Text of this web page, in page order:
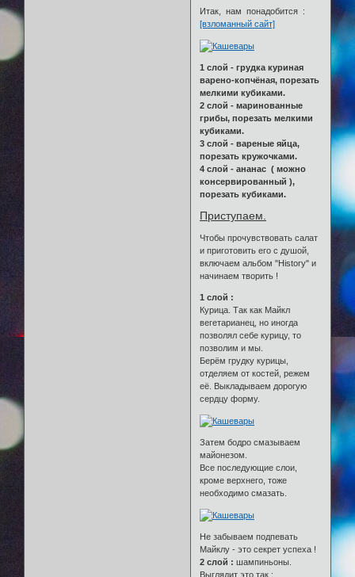
Итак, нам понадобится :
[взломанный сайт]
1 слой - грудка куриная
варено-копчёная, порезать
мелкими кубиками.
2 слой - маринованные
грибы, порезать мелкими
кубиками.
3 слой - вареные яйца,
порезать кружочками.
4 слой - ананас ( можно
консервированный ),
порезать кубиками.
Приступаем.
Чтобы прочувствовать салат
и приготовить его с душой,
включаем альбом "History" и
начинаем творить !
1 слой :
Курица. Так как Майкл
вегетарианец, но иногда
позволял себе курицу, то
позволим и мы.
Берём грудку курицы,
отделяем от костей, режем
её. Выкладываем дорогую
сердцу форму.
Затем бодро смазываем
майонезом.
Все последующие слои,
кроме верхнего, тоже
необходимо смазать.
Не забываем подпевать
Майклу - это секрет успеха !
2 слой :шампиньоны.
Выглядит это так :